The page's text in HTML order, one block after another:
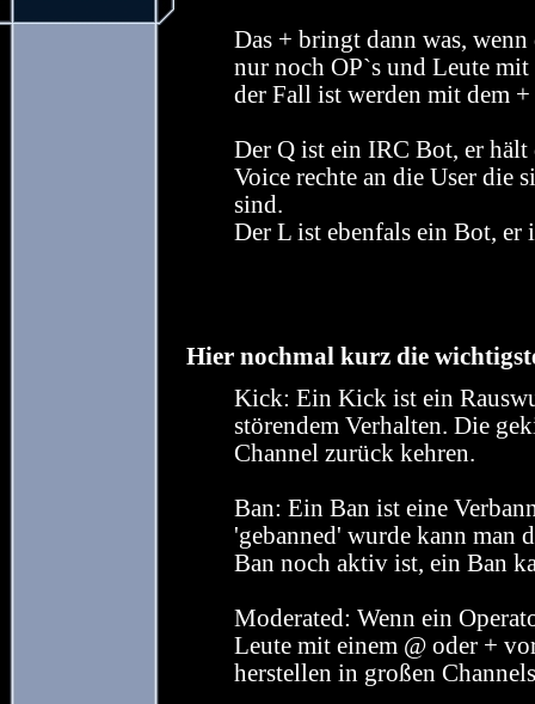
Das + bringt dann was,
nur noch OP`s und Leute mit
der Fall ist werden mit dem
Der Q ist ein IRC Bot, er
Voice rechte an die User die
sind.
Der L ist ebenfals ein Bot,
Hier nochmal kurz die
Kick: Ein Kick ist ein
störendem Verhalten. Die
Channel zurück kehren.
Ban: Ein Ban ist eine
'gebanned' wurde kann man
Ban noch aktiv ist, ein Ban
Moderated: Wenn ein
Leute mit einem @ oder +
herstellen in großen